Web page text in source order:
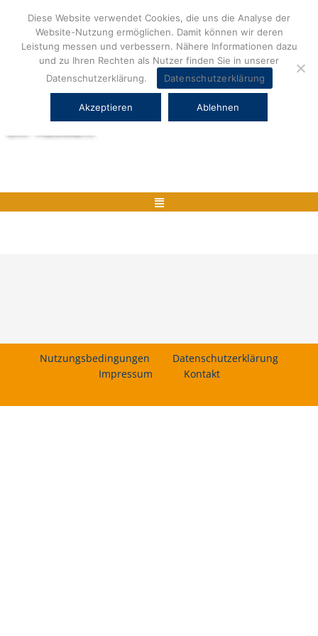
springen
Herstellerneutrale ERP Beratung und
Menü
Nutzungsbedingungen
Datenschutzerklärung
Impressum
Kontakt
Diese Website verwendet Cookies, die uns die Analyse der
Website-Nutzung ermöglichen. Damit können wir deren
Leistung messen und verbessern. Nähere Informationen dazu
und zu Ihren Rechten als Nutzer finden Sie in unserer
Datenschutzerklärung.
Datenschutzerklärung
Akzeptieren Ablehnen